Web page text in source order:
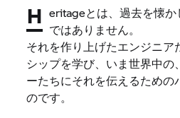
H eritageとは、過去を懐
ではありません。
それを作り上げたエンジニア
シップを学び、いま世界中
ーたちにそれを伝えるための
のです。